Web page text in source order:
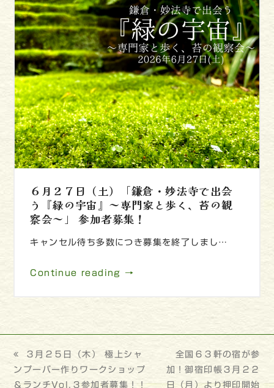
６月２７日（土）「鎌倉・妙法寺で出会
う『緑の宇宙』～専門家と歩く、苔の観
察会～」 参加者募集！
キャンセル待ち多数につき募集を終了しまし…
Continue reading →
previous
post:
３月２５日（木） 極上シャ
ンプーバー作りワークショップ
＆ランチVol.３参加者募集！！
next
post:
全国６３軒の宿が参
加！御宿印帳３月２２
日（月）より押印開始